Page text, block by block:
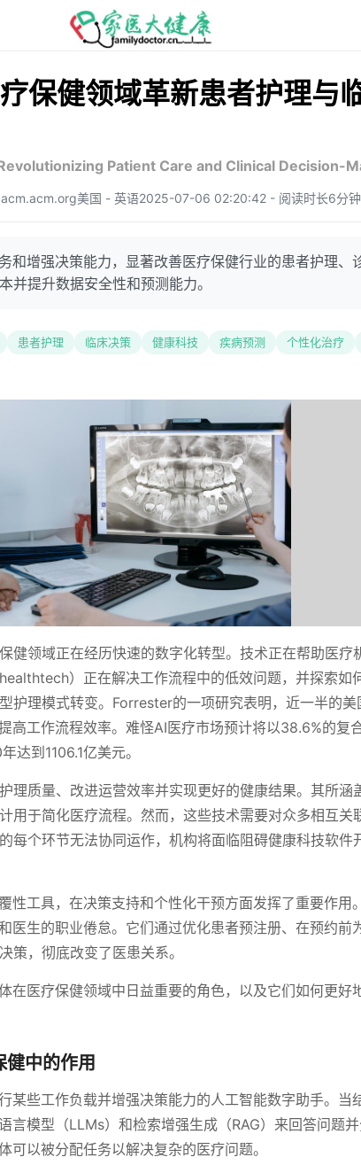
保健领域革新患者护理与
Patient Care and Clinical Decision-
美国 - 英语2025-07-06 02:20:42 - 阅读时长6分
和增强决策能力，显著改善医疗保健行业的患者护理、
并提升数据安全性和预测能力。
患者护理 临床决策 健康科技 疾病预测 个性化治疗
健领域正在经历快速的数字化转型。技术正在帮助医疗
）正在解决工作流程中的低效问题，并探索如
护理模式转变。Forrester的一项研究表明，近一半的美
高工作流程效率。难怪AI医疗市场预计将以38.6%的复
达到1106.1亿美元。
理质量、改进运营效率并实现更好的健康结果。其所涵
用于简化医疗流程。然而，这些技术需要对众多相互关
每个环节无法协同运作，机构将面临阻碍健康科技软件
性工具，在决策支持和个性化干预方面发挥了重要作用
医生的职业倦怠。它们通过优化患者预注册、在预约前
策，彻底改变了医患关系。
在医疗保健领域中日益重要的角色，以及它们如何更好
中的作用
某些工作负载并增强决策能力的人工智能数字助手。当
言模型（LLMs）和检索增强生成（RAG）来回答问题
可以被分配任务以解决复杂的医疗问题。